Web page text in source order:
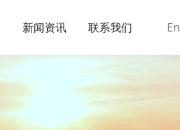
新闻资讯 联系我们 En